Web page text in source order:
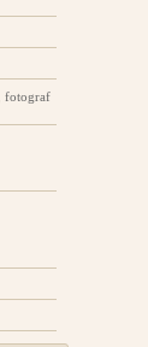
fotograf